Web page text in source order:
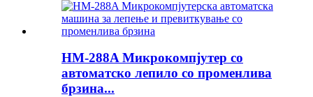
HM-288A Микрокомпјутер со
автоматско лепило со променлива
брзина...